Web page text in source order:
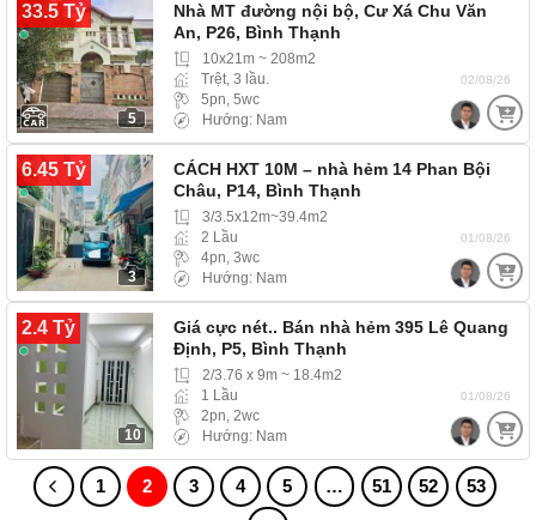
33.5 Tỷ
5
Nhà MT đường nội bộ, Cư Xá Chu Văn
An, P26, Bình Thạnh
10x21m ~ 208m2
Trệt, 3 lầu.
5pn, 5wc
Hướng: Nam
02/08/26
6.45 Tỷ
3
CÁCH HXT 10M – nhà hẻm 14 Phan Bội
Châu, P14, Bình Thạnh
3/3.5x12m~39.4m2
2 Lầu
4pn, 3wc
Hướng: Nam
01/08/26
2.4 Tỷ
10
Giá cực nét.. Bán nhà hẻm 395 Lê Quang
Định, P5, Bình Thạnh
2/3.76 x 9m ~ 18.4m2
1 Lầu
2pn, 2wc
Hướng: Nam
01/08/26
1 2 3 4 5 … 51 52 53